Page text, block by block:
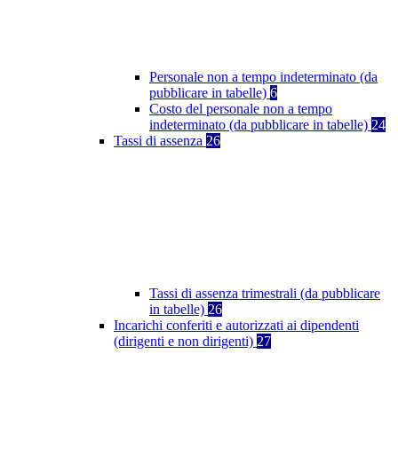
Personale non a tempo indeterminato (da
pubblicare in tabelle) 6
Costo del personale non a tempo
indeterminato (da pubblicare in tabelle) 24
Tassi di assenza 26
Tassi di assenza trimestrali (da pubblicare
in tabelle) 26
Incarichi conferiti e autorizzati ai dipendenti
(dirigenti e non dirigenti) 27